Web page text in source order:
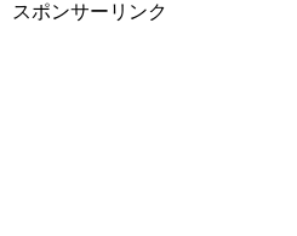
スポンサーリンク